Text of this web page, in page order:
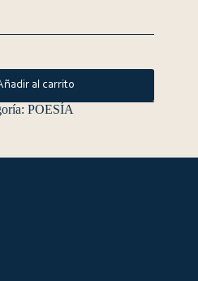
al carrito
POESÍA